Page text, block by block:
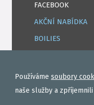
FACEBOOK
AKČNÍ NABÍDKA
BOILIES
TEKUTÉ
OBALOVAČKY
Používáme soubory
naše služby a